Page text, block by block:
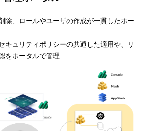
除、ロールやユーザの作成が一貫したポー
キュリティポリシーの共通した適用や、リ
をポータルで管理